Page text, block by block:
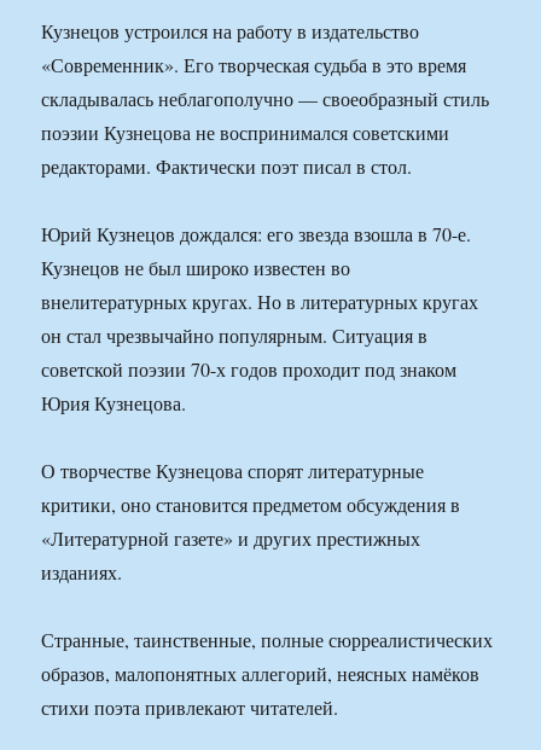
Кузнецов устроился на работу в издательство
«Современник». Его творческая судьба в это время
складывалась неблагополучно — своеобразный стиль
поэзии Кузнецова не воспринимался советскими
редакторами. Фактически поэт писал в стол.
Юрий Кузнецов дождался: его звезда взошла в 70-е.
Кузнецов не был широко известен во
внелитературных кругах. Но в литературных кругах
он стал чрезвычайно популярным. Ситуация в
советской поэзии 70-х годов проходит под знаком
Юрия Кузнецова.
О творчестве Кузнецова спорят литературные
критики, оно становится предметом обсуждения в
«Литературной газете» и других престижных
изданиях.
Странные, таинственные, полные сюрреалистических
образов, малопонятных аллегорий, неясных намёков
стихи поэта привлекают читателей.